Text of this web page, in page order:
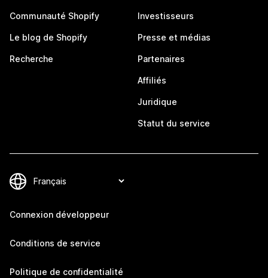
Communauté Shopify
Le blog de Shopify
Recherche
Investisseurs
Presse et médias
Partenaires
Affiliés
Juridique
Statut du service
Connexion développeur
Conditions de service
Politique de confidentialité